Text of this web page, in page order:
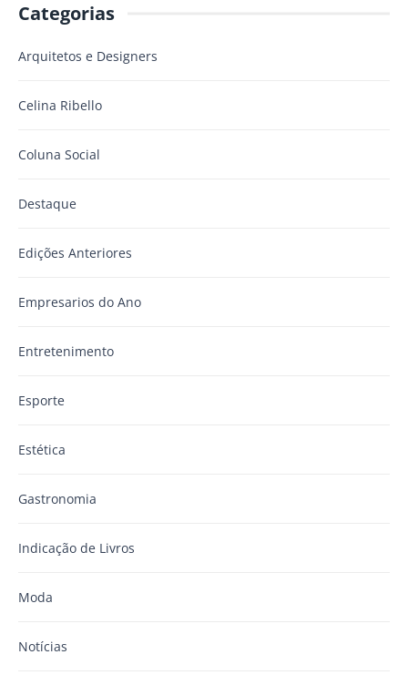
Categorias
Arquitetos e Designers
Celina Ribello
Coluna Social
Destaque
Edições Anteriores
Empresarios do Ano
Entretenimento
Esporte
Estética
Gastronomia
Indicação de Livros
Moda
Notícias